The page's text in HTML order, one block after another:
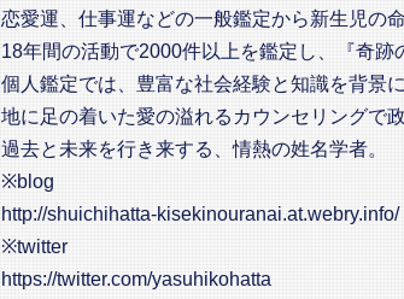
恋愛運、仕事運などの一般鑑定から新生児の
18年間の活動で2000件以上を鑑定し、『奇跡
個人鑑定では、豊富な社会経験と知識を背景
地に足の着いた愛の溢れるカウンセリングで
過去と未来を行き来する、情熱の姓名学者。
※blog
http://shuichihatta-kisekinouranai.at.webry.info/
※twitter
https://twitter.com/yasuhikohatta